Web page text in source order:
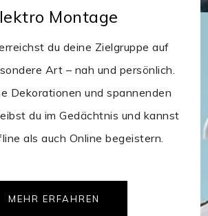
Montage
du deine Zielgruppe auf
Art – nah und persönlich.
Dekorationen und spannenden
du im Gedächtnis und kannst
als auch Online begeistern.
MEHR ERFAHREN